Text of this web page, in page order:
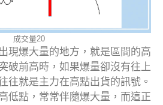
成交量20
現爆大量的地方，就是區間的高
破前高時，如果爆量卻沒有往上
往就是主力在高點出貨的訊號。
低點，常常伴隨爆大量，而這正